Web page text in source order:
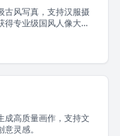
古风写真，支持汉服摄
得专业级国风人像大
成高质量画作，支持文
灵感。